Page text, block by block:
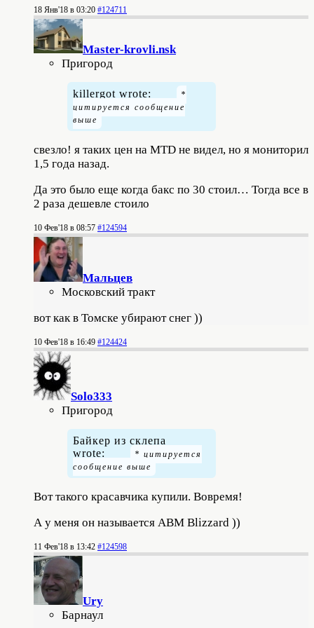
18 Янв'18 в 03:20 #124711
Master-krovli.nsk
Пригород
killergot wrote:
свезло! я таких цен на MTD не видел, но я мониторил
1,5 года назад.
Да это было еще когда бакс по 30 стоил… Тогда все в
2 раза дешевле стоило
10 Фев'18 в 08:57 #124594
Мальцев
Московский тракт
вот как в Томске убирают снег ))
10 Фев'18 в 16:49 #124424
Solo333
Пригород
Байкер из склепа
wrote:
Вот такого красавчика купили. Вовремя!
А у меня он называется АВМ Blizzard ))
11 Фев'18 в 13:42 #124598
Ury
Барнаул